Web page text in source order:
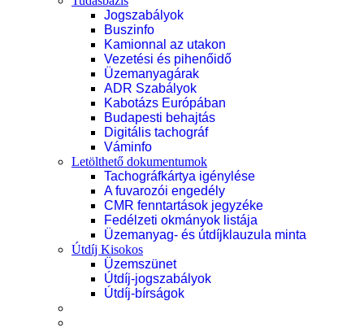
Jogszabályok
Buszinfo
Kamionnal az utakon
Vezetési és pihenőidő
Üzemanyagárak
ADR Szabályok
Kabotázs Európában
Budapesti behajtás
Digitális tachográf
Váminfo
Letölthető dokumentumok
Tachográfkártya igénylése
A fuvarozói engedély
CMR fenntartások jegyzéke
Fedélzeti okmányok listája
Üzemanyag- és útdíjklauzula minta
Útdíj Kisokos
Üzemszünet
Útdíj-jogszabályok
Útdíj-bírságok